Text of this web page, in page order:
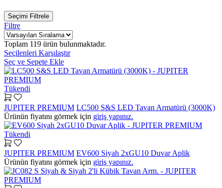
Seçimi Filtrele
Filtre
Toplam 119 ürün bulunmaktadır.
Seçilenleri Karşılaştır
Seç ve Sepete Ekle
Tükendi
JUPITER PREMIUM LC500 S&S LED Tavan Armatürü (3000K)
Ürünün fiyatını görmek için giriş yapınız.
Tükendi
JUPITER PREMIUM EV600 Siyah 2xGU10 Duvar Aplik
Ürünün fiyatını görmek için giriş yapınız.